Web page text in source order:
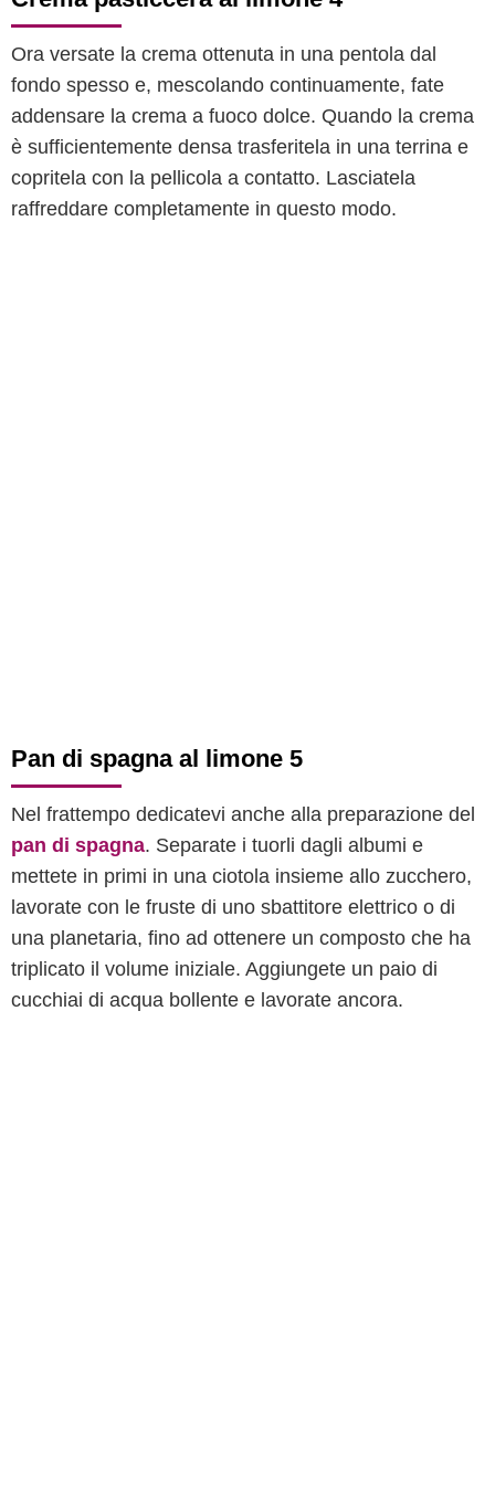
Ora versate la crema ottenuta in una pentola dal
fondo spesso e, mescolando continuamente, fate
addensare la crema a fuoco dolce. Quando la crema
è sufficientemente densa trasferitela in una terrina e
copritela con la pellicola a contatto. Lasciatela
raffreddare completamente in questo modo.
Pan di spagna al limone 5
Nel frattempo dedicatevi anche alla preparazione del
pan di spagna. Separate i tuorli dagli albumi e
mettete in primi in una ciotola insieme allo zucchero,
lavorate con le fruste di uno sbattitore elettrico o di
una planetaria, fino ad ottenere un composto che ha
triplicato il volume iniziale. Aggiungete un paio di
cucchiai di acqua bollente e lavorate ancora.